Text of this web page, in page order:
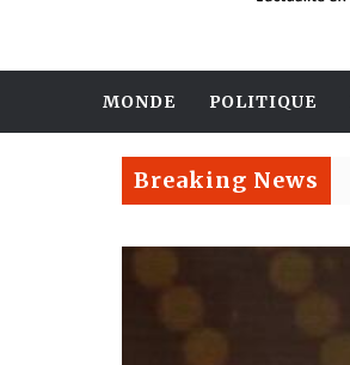
MONDE POLITIQUE
Breaking News